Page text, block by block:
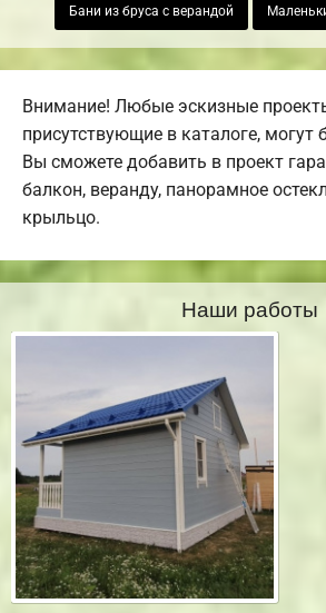
Бани из бруса с верандой
Внимание! Любые эскизные
присутствующие в каталоге, могут
Вы сможете добавить в проект
балкон, веранду, панорамное
крыльцо.
Наши работы